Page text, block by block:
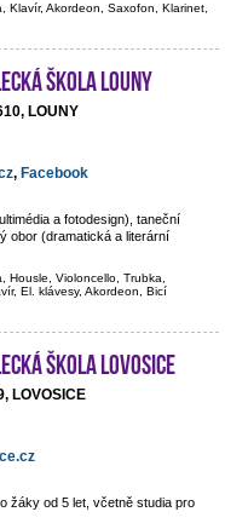
Klavír, Akordeon, Saxofon, Klarinet,
škola Louny
LOUNY
, Facebook
a fotodesign), taneční
obor (dramatická a literární
Housle, Violoncello, Trubka,
El. klávesy, Akordeon, Bicí
škola Lovosice
LOVOSICE
žáky od 5 let, včetně studia pro